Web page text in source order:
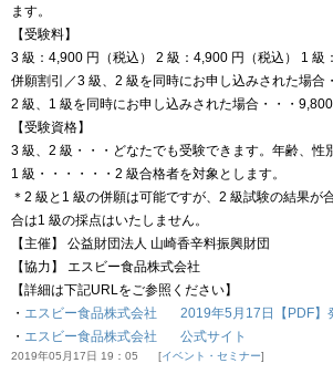
ます。
【受験料】
3 級：4,900 円（税込） 2 級：4,900 円（税込） 1 級
併願割引／3 級、2 級を同時にお申し込みされた場合
2 級、1 級を同時にお申し込みされた場合・・・9,800
【受験資格】
3 級、2 級・・・どなたでも受験できます。年齢、性
1 級・・・・・・2 級合格者を対象とします。
＊2 級と1 級の併願は可能ですが、2 級試験の結果が
合は1 級の採点はいたしません。
【主催】 公益財団法人 山崎香辛料振興財団
【協力】 エスビー食品株式会社
【詳細は下記URLをご参照ください】
・ エスビー食品株式会社 2019年5月17日【PDF】
・ エスビー食品株式会社 公式サイト
2019年05月17日 19：05 イベント・セミナー